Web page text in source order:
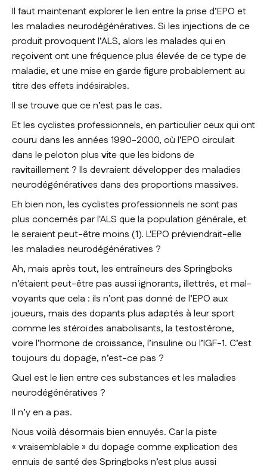
Il faut maintenant explorer le lien entre la prise d’EPO et
les maladies neurodégénératives. Si les injections de ce
produit provoquent l’ALS, alors les malades qui en
reçoivent ont une fréquence plus élevée de ce type de
maladie, et une mise en garde figure probablement au
titre des effets indésirables.
Il se trouve que ce n’est pas le cas.
Et les cyclistes professionnels, en particulier ceux qui ont
couru dans les années 1990-2000, où l’EPO circulait
dans le peloton plus vite que les bidons de
ravitaillement ? Ils devraient développer des maladies
neurodégénératives dans des proportions massives.
Eh bien non, les cyclistes professionnels ne sont pas
plus concernés par l'ALS que la population générale, et
le seraient peut-être moins (1). L'EPO préviendrait-elle
les maladies neurodégénératives ?
Ah, mais après tout, les entraîneurs des Springboks
n’étaient peut-être pas aussi ignorants, illettrés, et mal-
voyants que cela : ils n’ont pas donné de l’EPO aux
joueurs, mais des dopants plus adaptés à leur sport
comme les stéroïdes anabolisants, la testostérone,
voire l’hormone de croissance, l’insuline ou l’IGF-1. C’est
toujours du dopage, n’est-ce pas ?
Quel est le lien entre ces substances et les maladies
neurodégénératives ?
Il n’y en a pas.
Nous voilà désormais bien ennuyés. Car la piste
« vraisemblable » du dopage comme explication des
ennuis de santé des Springboks n’est plus aussi